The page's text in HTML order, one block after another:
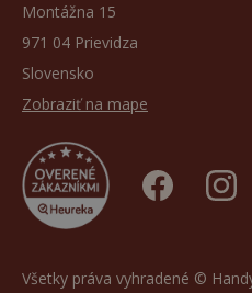
Montážna 15
971 04 Prievidza
Slovensko
Zobraziť na mape
Všetky práva vyhradené ©